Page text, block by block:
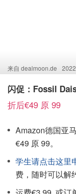
来自 dealmoon.de
闪促：Fossil
折后€49 原 99
Amazon德国亚
€49 原 99。
学生请点击这里
费，随时可以解